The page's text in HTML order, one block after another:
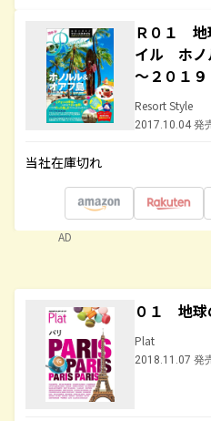
Ｒ０１ 地
イル ホノ
～２０１９
Resort Style
2017.10.04 発
当社在庫切れ
AD
０１ 地
Plat
2018.11.07 発